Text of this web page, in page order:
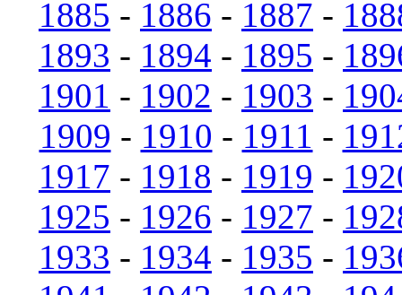
1885 - 1886 - 1887 -
1893 - 1894 - 1895 -
1901 - 1902 - 1903 -
1909 - 1910 - 1911 -
1917 - 1918 - 1919 -
1925 - 1926 - 1927 -
1933 - 1934 - 1935 -